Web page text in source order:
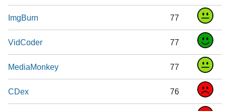
ImgBurn 77
VidCoder 77
MediaMonkey 77
CDex 76